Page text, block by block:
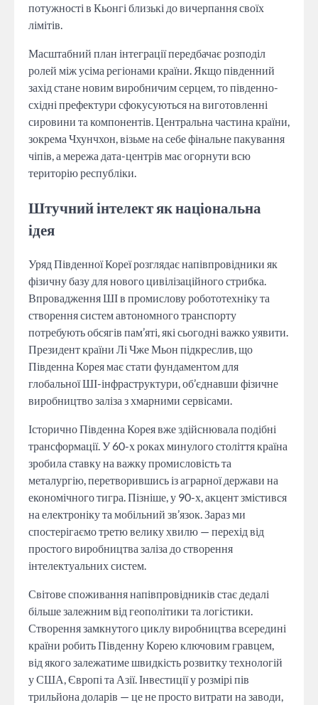
потужності в Кьонгі близькі до вичерпання своїх
лімітів.
Масштабний план інтеграції передбачає розподіл
ролей між усіма регіонами країни. Якщо південний
захід стане новим виробничим серцем, то південно-
східні префектури сфокусуються на виготовленні
сировини та компонентів. Центральна частина країни,
зокрема Чхунчхон, візьме на себе фінальне пакування
чіпів, а мережа дата-центрів має огорнути всю
територію республіки.
Штучний інтелект як національна
ідея
Уряд Південної Кореї розглядає напівпровідники як
фізичну базу для нового цивілізаційного стрибка.
Впровадження ШІ в промислову робототехніку та
створення систем автономного транспорту
потребують обсягів пам’яті, які сьогодні важко уявити.
Президент країни Лі Чже Мьон підкреслив, що
Південна Корея має стати фундаментом для
глобальної ШІ-інфраструктури, об’єднавши фізичне
виробництво заліза з хмарними сервісами.
Історично Південна Корея вже здійснювала подібні
трансформації. У 60-х роках минулого століття країна
зробила ставку на важку промисловість та
металургію, перетворившись із аграрної держави на
економічного тигра. Пізніше, у 90-х, акцент змістився
на електроніку та мобільний зв’язок. Зараз ми
спостерігаємо третю велику хвилю — перехід від
простого виробництва заліза до створення
інтелектуальних систем.
Світове споживання напівпровідників стає дедалі
більше залежним від геополітики та логістики.
Створення замкнутого циклу виробництва всередині
країни робить Південну Корею ключовим гравцем,
від якого залежатиме швидкість розвитку технологій
у США, Європі та Азії. Інвестиції у розмірі пів
трильйона доларів — це не просто витрати на заводи,